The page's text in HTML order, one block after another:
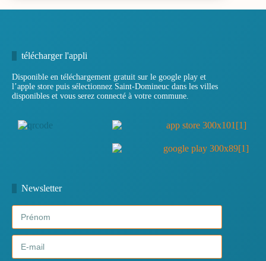
télécharger l'appli
Disponible en téléchargement gratuit sur le google play et
l’apple store puis sélectionnez Saint-Domineuc dans les villes
disponibles et vous serez connecté à votre commune.
Newsletter